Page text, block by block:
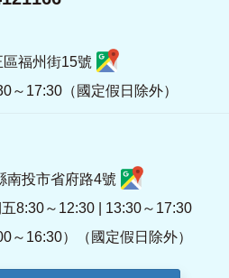
福州街15號
～17:30（國定假日除外）
南投市省府路4號
8:30～12:30 | 13:30～17:30
～16:30）（國定假日除外）